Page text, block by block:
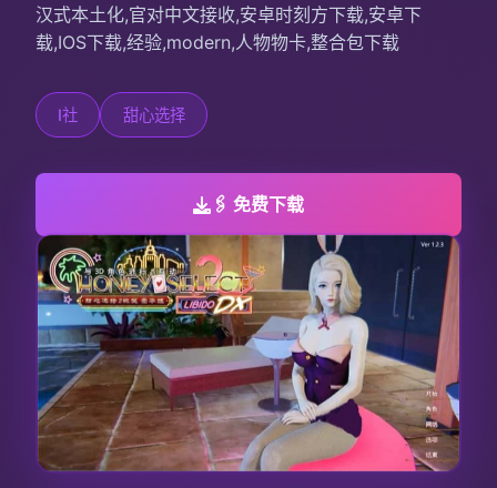
汉式本土化,官对中文接收,安卓时刻方下载,安卓下
载,IOS下载,经验,modern,人物物卡,整合包下载
I社 甜心选择
🖇️ 免费下载